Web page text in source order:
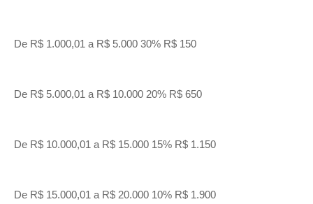
De R$ 1.000,01 a R$ 5.000 30% R$ 150
De R$ 5.000,01 a R$ 10.000 20% R$ 650
De R$ 10.000,01 a R$ 15.000 15% R$ 1.150
De R$ 15.000,01 a R$ 20.000 10% R$ 1.900